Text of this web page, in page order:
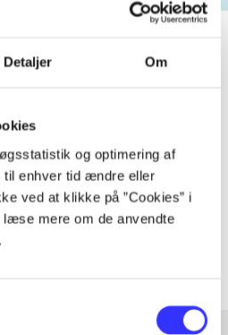
Detaljer Om
og optimering af
til enhver tid ændre eller
ved at klikke på ”Cookies” i
læse mere om de anvendte
sit amet ...
om